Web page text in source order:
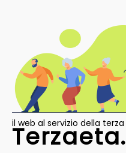
il web al servizio della